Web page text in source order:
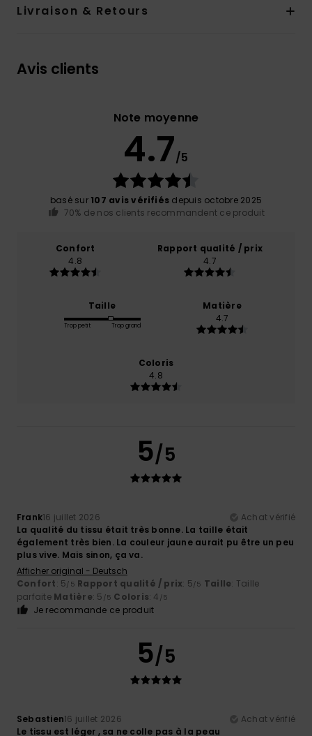
Livraison & Retours
Avis clients
Note moyenne
4.7/5
basé sur 107 avis vérifiés depuis octobre 2025
70% de nos clients recommandent ce produit
Confort
4.8
Rapport qualité / prix
4.7
Taille
Trop petit Trop grand
Matière
4.7
Coloris
4.8
5/5
Frank16 juillet 2026
Achat vérifié
La qualité du tissu était très bonne. La taille était
également très bien. La couleur jaune aurait pu être un peu
plus vive. Mais sinon, ça va.
Afficher original - Deutsch
Confort: 5/5 Rapport qualité / prix: 5/5 Taille: Taille
parfaite Matière: 5 /5 Coloris: 4 /5
Je recommande ce produit
5/5
Sebastien16 juillet 2026
Achat vérifié
Le tissu est léger , sa ne colle pas à la peau